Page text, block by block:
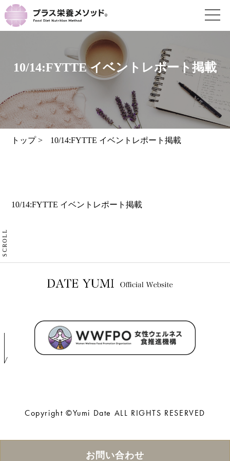
10/14:FYTTE イベントレポート掲載
トップ> 10/14:FYTTE イベントレポート掲載
SCROLL
10/14:FYTTE イベントレポート掲載
Copyright ©Yumi Date ALL RIGHTS RESERVED
お問い合わせ